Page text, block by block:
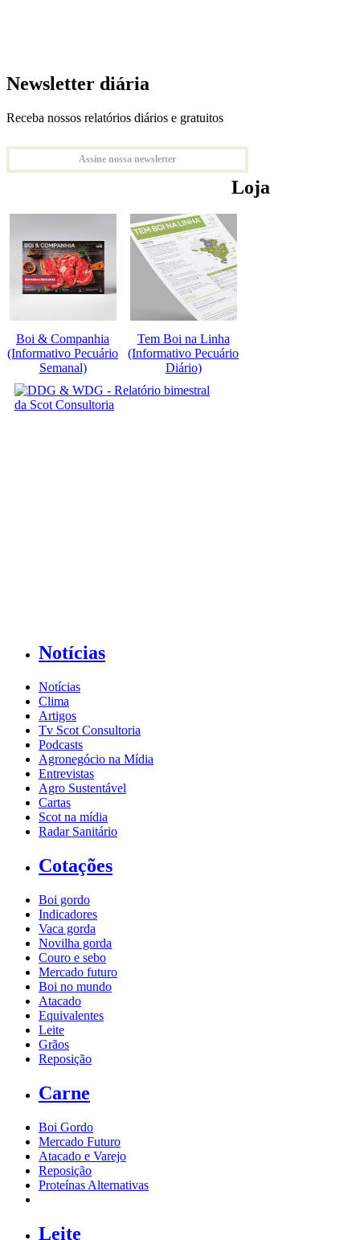
Newsletter diária
Receba nossos relatórios diários e gratuitos
Assine nossa newsletter
Loja
Boi & Companhia
(Informativo Pecuário
Semanal)
Tem Boi na Linha
(Informativo Pecuário
Diário)
Notícias
Notícias
Clima
Artigos
Tv Scot Consultoria
Podcasts
Agronegócio na Mídia
Entrevistas
Agro Sustentável
Cartas
Scot na mídia
Radar Sanitário
Cotações
Boi gordo
Indicadores
Vaca gorda
Novilha gorda
Couro e sebo
Mercado futuro
Boi no mundo
Atacado
Equivalentes
Leite
Grãos
Reposição
Carne
Boi Gordo
Mercado Futuro
Atacado e Varejo
Reposição
Proteínas Alternativas
Leite